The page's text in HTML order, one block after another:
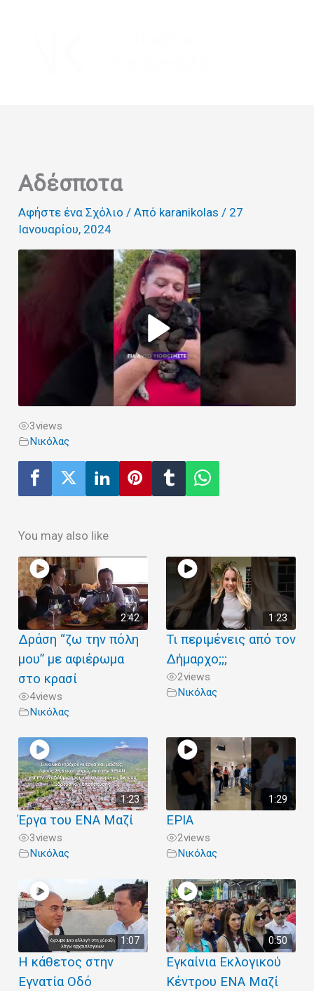
Αδέσποτα
Αφήστε ένα Σχόλιο / Από karanikolas/ 27
Ιανουαρίου, 2024
3views
Νικόλας
You may also like
2:42
Δράση “ζω την πόλη
μου” με αφιέρωμα
στο κρασί
4views
Νικόλας
1:23
Τι περιμένεις από τον
Δήμαρχο;;;
2views
Νικόλας
1:23
Έργα του ΕΝΑ Μαζί
3views
Νικόλας
1:29
ΕΡΙΑ
2views
Νικόλας
1:07
Η κάθετος στην
Εγνατία Οδό
0:50
Εγκαίνια Εκλογικού
Κέντρου ΕΝΑ Μαζί